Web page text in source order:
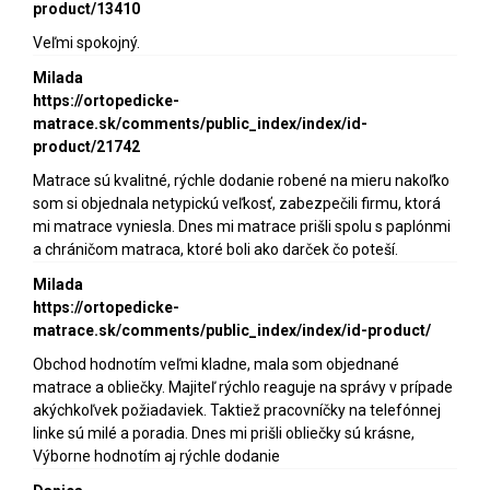
product/13410
Veľmi spokojný.
Milada
https://ortopedicke-
matrace.sk/comments/public_index/index/id-
product/21742
Matrace sú kvalitné, rýchle dodanie robené na mieru nakoľko
som si objednala netypickú veľkosť, zabezpečili firmu, ktorá
mi matrace vyniesla. Dnes mi matrace prišli spolu s paplónmi
a chráničom matraca, ktoré boli ako darček čo poteší.
Milada
https://ortopedicke-
matrace.sk/comments/public_index/index/id-product/
Obchod hodnotím veľmi kladne, mala som objednané
matrace a obliečky. Majiteľ rýchlo reaguje na správy v prípade
akýchkoľvek požiadaviek. Taktiež pracovníčky na telefónnej
linke sú milé a poradia. Dnes mi prišli obliečky sú krásne,
Výborne hodnotím aj rýchle dodanie